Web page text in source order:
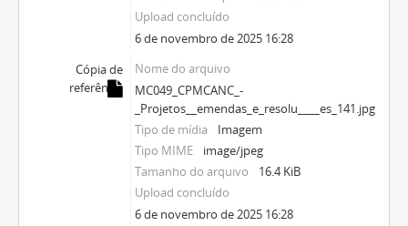
Upload concluído
6 de novembro de 2025 16:28
Cópia de
referência
Nome do arquivo
MC049_CPMCANC_-
_Projetos__emendas_e_resolu____es_141.jpg
Tipo de mídia
Imagem
Tipo MIME
image/jpeg
Tamanho do arquivo
16.4 KiB
Upload concluído
6 de novembro de 2025 16:28